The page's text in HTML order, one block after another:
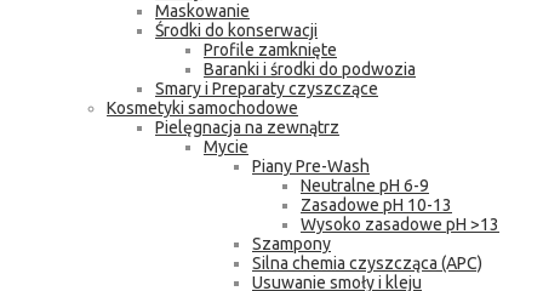
Maskowanie
Środki do konserwacji
Profile zamknięte
Baranki i środki do podwozia
Smary i Preparaty czyszczące
Kosmetyki samochodowe
Pielęgnacja na zewnątrz
Mycie
Piany Pre-Wash
Neutralne pH 6-9
Zasadowe pH 10-13
Wysoko zasadowe pH >13
Szampony
Silna chemia czyszcząca (APC)
Usuwanie smoły i kleju